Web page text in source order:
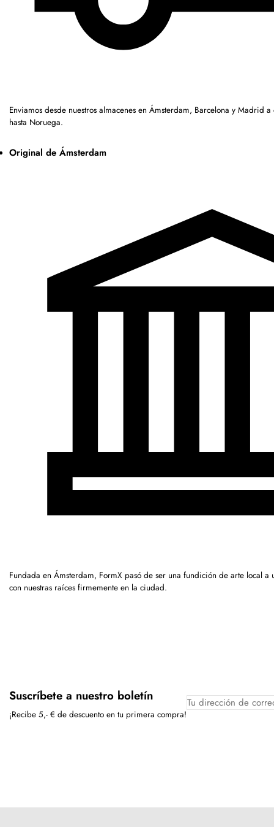
Enviamos desde nuestros almacenes en Ámsterdam, Barcelona y Madrid
hasta Noruega.
Original de Ámsterdam
Fundada en Ámsterdam, FormX pasó de ser una fundición de arte local
con nuestras raíces firmemente en la ciudad.
Suscríbete a nuestro boletín
¡Recibe 5,- € de descuento en tu primera compra!